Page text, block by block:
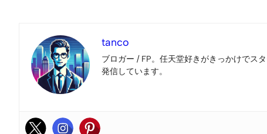
tanco
ブロガー / FP。任天堂好きがきっかけでス
発信しています。